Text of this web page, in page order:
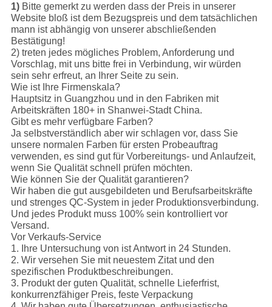
1) Bitte gemerkt zu werden dass der Preis in unserer
Website bloß ist dem Bezugspreis und dem tatsächlichen
mann ist abhängig von unserer abschließenden
Bestätigung!
2) treten jedes mögliches Problem, Anforderung und
Vorschlag, mit uns bitte frei in Verbindung, wir würden
sein sehr erfreut, an Ihrer Seite zu sein.
Wie ist Ihre Firmenskala?
Hauptsitz in Guangzhou und in den Fabriken mit
Arbeitskräften 180+ in Shanwei-Stadt China.
Gibt es mehr verfügbare Farben?
Ja selbstverständlich aber wir schlagen vor, dass Sie
unsere normalen Farben für ersten Probeauftrag
verwenden, es sind gut für Vorbereitungs- und Anlaufzeit,
wenn Sie Qualität schnell prüfen möchten.
Wie können Sie der Qualität garantieren?
Wir haben die gut ausgebildeten und Berufsarbeitskräfte
und strenges QC-System in jeder Produktionsverbindung.
Und jedes Produkt muss 100% sein kontrolliert vor
Versand.
Vor Verkaufs-Service
1. Ihre Untersuchung von ist Antwort in 24 Stunden.
2. Wir versehen Sie mit neuestem Zitat und den
spezifischen Produktbeschreibungen.
3. Produkt der guten Qualität, schnelle Lieferfrist,
konkurrenzfähiger Preis, feste Verpackung